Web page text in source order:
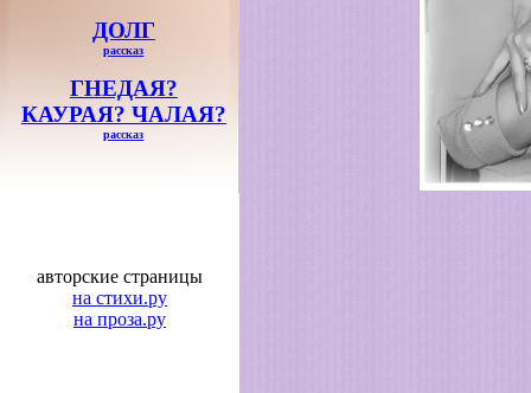
ДОЛГ
рассказ
ГНЕДАЯ?
КАУРАЯ? ЧАЛАЯ?
рассказ
авторские страницы
на стихи.ру
на проза.ру